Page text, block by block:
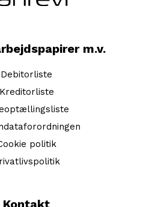
m.v.
Debitorliste
Kreditorliste
politik
Kontakt